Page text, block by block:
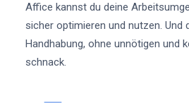
Affice kannst du deine
sicher optimieren und nutzen. Und
Handhabung, ohne unnötigen und
schnack.